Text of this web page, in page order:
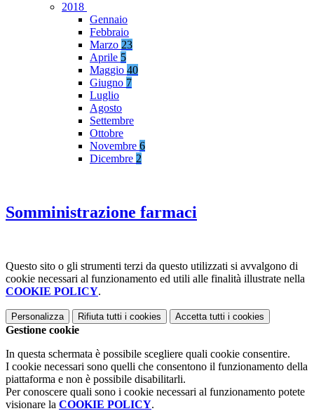
2018
Gennaio
Febbraio
Marzo 23
Aprile 5
Maggio 40
Giugno 7
Luglio
Agosto
Settembre
Ottobre
Novembre 6
Dicembre 2
Somministrazione farmaci
Questo sito o gli strumenti terzi da questo utilizzati si avvalgono di
cookie necessari al funzionamento ed utili alle finalità illustrate nella
COOKIE POLICY.
Personalizza Rifiuta tutti i cookies Accetta tutti i cookies
Gestione cookie
In questa schermata è possibile scegliere quali cookie consentire.
I cookie necessari sono quelli che consentono il funzionamento della
piattaforma e non è possibile disabilitarli.
Per conoscere quali sono i cookie necessari al funzionamento potete
visionare la COOKIE POLICY.